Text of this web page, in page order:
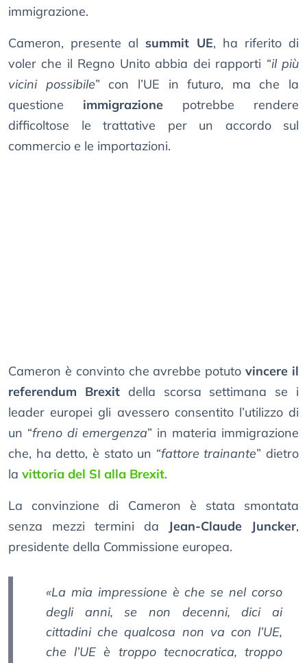
immigrazione.
Cameron, presente al summit UE, ha riferito di
voler che il Regno Unito abbia dei rapporti “il più
vicini possibile” con l’UE in futuro, ma che la
questione immigrazione potrebbe rendere
difficoltose le trattative per un accordo sul
commercio e le importazioni.
Cameron è convinto che avrebbe potutovincere il
referendum Brexitdella scorsa settimana se i
leader europei gli avessero consentito l’utilizzo di
un “freno di emergenza” in materia immigrazione
che, ha detto, è stato un “fattore trainante” dietro
la vittoria del SI alla Brexit.
La convinzione di Cameron è stata smontata
senza mezzi termini da Jean-Claude Juncker,
presidente della Commissione europea.
«La mia impressione è che se nel corso
degli anni, se non decenni, dici ai
cittadini che qualcosa non va con l’UE,
che l’UE è troppo tecnocratica, troppo